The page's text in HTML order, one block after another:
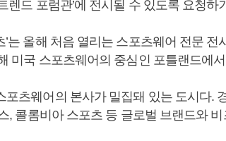
렌드 포럼관’에 전시될 수 있도록 요청하
’는 올해 처음 열리는 스포츠웨어 전문 전
미국 스포츠웨어의 중심인 포틀랜드에
포츠웨어의 본사가 밀집돼 있는 도시다.
, 콜롬비아 스포츠 등 글로벌 브랜드와